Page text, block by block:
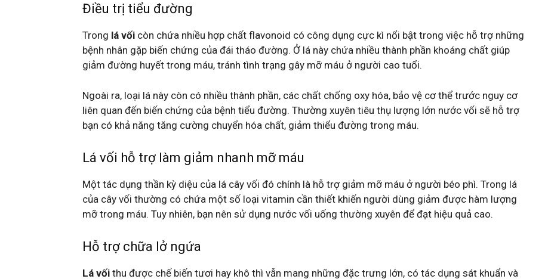
Điều trị tiểu đường
Trong lá vối còn chứa nhiều hợp chất flavonoid có công dụng cực kì nổi bật trong việc hỗ trợ những
bệnh nhân gặp biến chứng của đái tháo đường. Ở lá này chứa nhiều thành phần khoáng chất giúp
giảm đường huyết trong máu, tránh tình trạng gây mỡ máu ở người cao tuổi.
Ngoài ra, loại lá này còn có nhiều thành phần, các chất chống oxy hóa, bảo vệ cơ thể trước nguy cơ
liên quan đến biến chứng của bệnh tiểu đường. Thường xuyên tiêu thụ lượng lớn nước vối sẽ hỗ trợ
bạn có khả năng tăng cường chuyển hóa chất, giảm thiểu đường trong máu.
Lá vối hỗ trợ làm giảm nhanh mỡ máu
Một tác dụng thần kỳ diệu của lá cây vối đó chính là hỗ trợ giảm mỡ máu ở người béo phì. Trong lá
của cây vối thường có chứa một số loại vitamin cần thiết khiến người dùng giảm được hàm lượng
mỡ trong máu. Tuy nhiên, bạn nên sử dụng nước vối uống thường xuyên để đạt hiệu quả cao.
Hỗ trợ chữa lở ngứa
Lá vối thu được chế biến tươi hay khô thì vẫn mang những đặc trưng lớn, có tác dụng sát khuẩn và